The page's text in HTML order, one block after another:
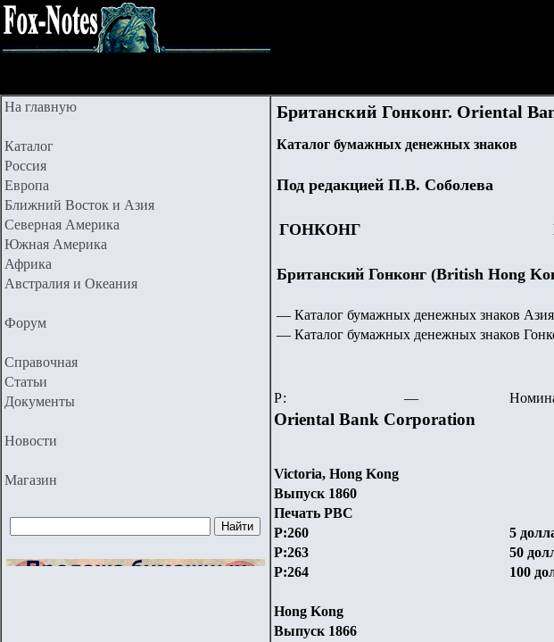
На главную
Каталог
Россия
Европа
Ближний Восток и Азия
Северная Америка
Южная Америка
Африка
Австралия и Океания
Форум
Справочная
Статьи
Документы
Новости
Магазин
Британский Гонконг. Oriental
Каталог бумажных денежных знаков
Под редакцией П.В. Соболева
ГОНКОНГ
Британский Гонконг (British Hong
— Каталог бумажных денежных знаков
— Каталог бумажных денежных знаков
Р:
—
Oriental Bank Corporation
Victoria, Hong Kong
Выпуск 1860
Печать PBC
P:260
5
P:263
50
P:264
100
Hong Kong
Выпуск 1866